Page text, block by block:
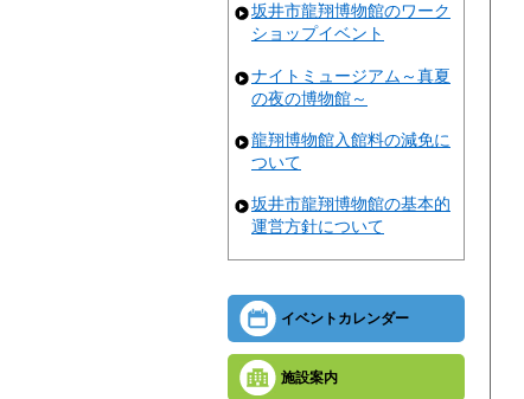
坂井市龍翔博物館のワーク
ショップイベント
ナイトミュージアム～真夏
の夜の博物館～
龍翔博物館入館料の減免に
ついて
坂井市龍翔博物館の基本的
運営方針について
イベントカレンダー
施設案内